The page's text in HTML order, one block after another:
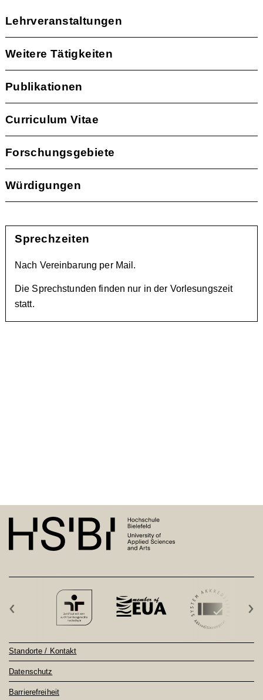
Lehrveranstaltungen
Weitere Tätigkeiten
Publikationen
Curriculum Vitae
Forschungsgebiete
Würdigungen
Sprechzeiten
Nach Vereinbarung per Mail.
Die Sprechstunden finden nur in der Vorlesungszeit
statt.
‹ ›
Standorte / Kontakt
Datenschutz
Barrierefreiheit